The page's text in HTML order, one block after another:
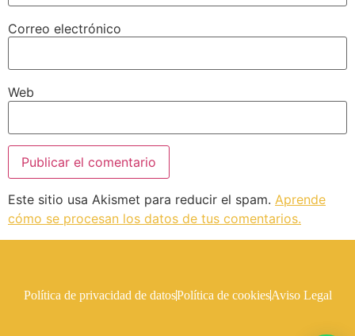
Correo electrónico
Web
Este sitio usa Akismet para reducir el spam. Aprende
cómo se procesan los datos de tus comentarios.
Política de privacidad de datosPolítica de cookiesAviso Legal